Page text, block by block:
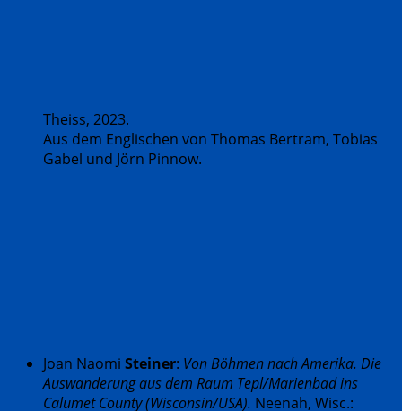
Theiss, 2023.
Aus dem Englischen von Thomas Bertram, Tobias
Gabel und Jörn Pinnow.
Joan Naomi Steiner: Von Böhmen nach Amerika. Die
Auswanderung aus dem Raum Tepl/Marienbad ins
Calumet County (Wisconsin/USA). Neenah, Wisc.: